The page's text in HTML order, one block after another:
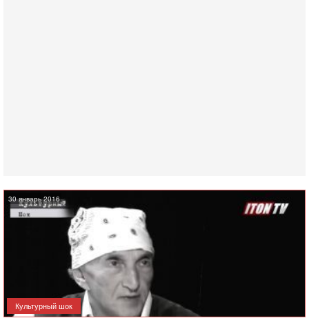
30 январь 2016
Культурный шок